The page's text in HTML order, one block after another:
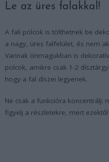
Le az üres falakkal!
A fali polcok is tölthetnek be
a nagy, üres falfelület, és nem
Vannak önmagukban is
polcok, amikre csak 1-2
hogy a fal díszei legyenek.
Ne csak a funkcióra koncentrálj:
figyelj a részletekre, mert